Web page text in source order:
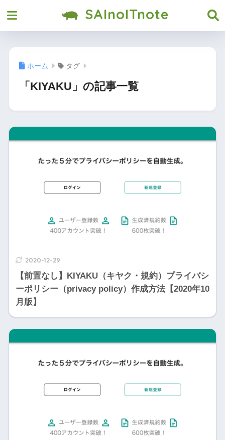
SAInoITnote
ホーム タグ
「KIYAKU」の記事一覧
2020-12-29
【前置なし】KIYAKU（キヤク・規約）プライバシ
ーポリシー（privacy policy）作成方法【2020年10
月版】